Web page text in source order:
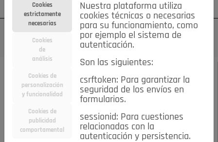
Su cuenta Regístrese ¿Olvidó su contraseña?
ABRIL 2013 / ACTUALIDAD
Recuperando la
industria local
Cookies
estrictamente
necesarias
Cookies
de
análisis
Cookies de
personalización
y funcionalidad
Cookies de
publicidad
comportamental
Nuestra plataforma utiliza
cookies técnicas o necesarias
para su funcionamiento, como
por ejemplo el sistema de
autenticación.
Son las siguientes:
csrftoken: Para garantizar la
seguridad de los envíos en
formularios.
sessionid: Para cuestiones
relacionadas con la
autenticación y persistencia.